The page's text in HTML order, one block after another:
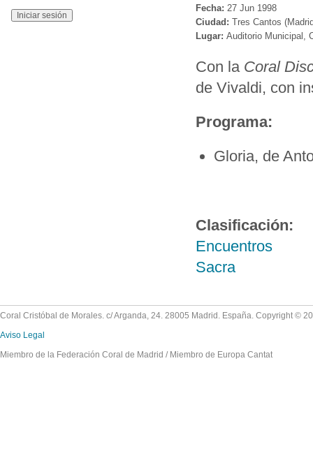
Fecha: 27 Jun 1998
Ciudad: Tres Cantos
Lugar: Auditorio Municipal,
Con la Coral
de Vivaldi, con
Programa:
Gloria, de
Clasificación:
Encuentros
Sacra
Coral Cristóbal de Morales. c/ Arganda, 24. 28005 Madrid. España. Copyright ©
Aviso Legal
Miembro de la Federación Coral de Madrid / Miembro de Europa Cantat